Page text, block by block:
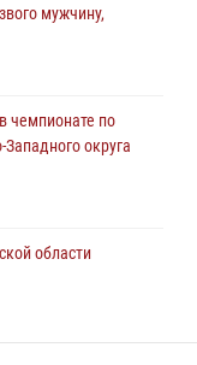
мужчину,
чемпионате по
округа
области